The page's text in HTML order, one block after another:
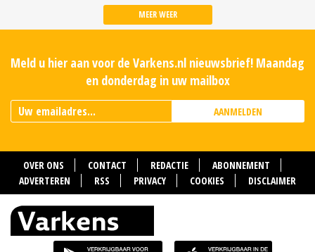
MEER WEER
Meld u hier aan voor de Varkens.nl nieuwsbrief! Maandag
en donderdag in uw mailbox
AANMELDEN
OVER ONS CONTACT REDACTIE
ABONNEMENT
ADVERTEREN
RSS PRIVACY COOKIES DISCLAIMER